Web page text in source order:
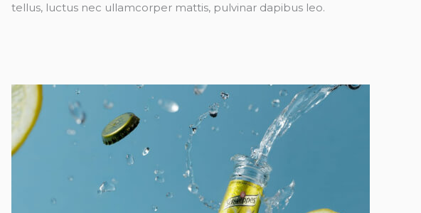
tellus, luctus nec ullamcorper mattis, pulvinar dapibus leo.